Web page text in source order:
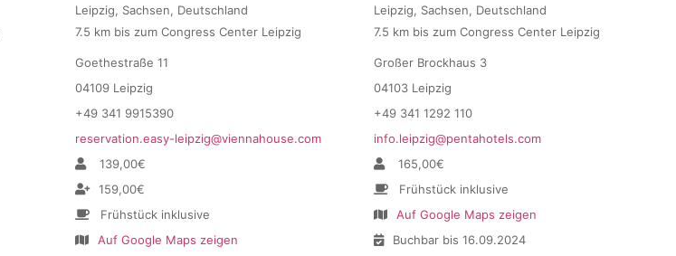
Leipzig, Sachsen, Deutschland
7.5 km bis zum Congress Center Leipzig
Goethestraße 11
04109 Leipzig
+49 341 9915390
reservation.easy-leipzig@viennahouse.com
139,00€
159,00€
Frühstück inklusive
Auf Google Maps zeigen
Leipzig, Sachsen, Deutschland
7.5 km bis zum Congress Center Leipzig
Großer Brockhaus 3
04103 Leipzig
+49 341 1292 110
info.leipzig@pentahotels.com
165,00€
Frühstück inklusive
Auf Google Maps zeigen
Buchbar bis 16.09.2024